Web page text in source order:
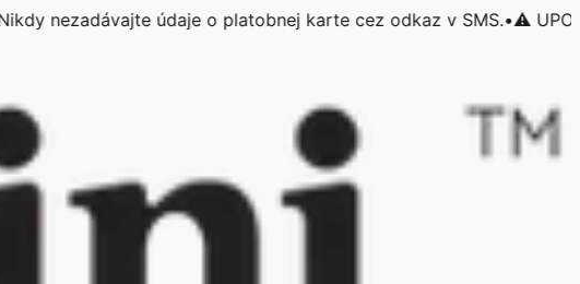
údaje o platobnej karte cez odkaz v SMS. •⚠️